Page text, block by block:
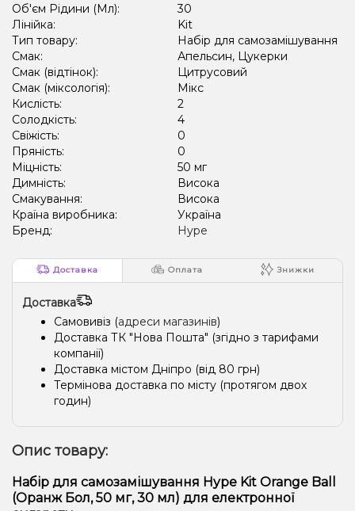
Об'єм Рідини (Мл):
30
Лінійка:
Kit
Тип товару:
Набір для самозамішування
Смак:
Апельсин, Цукерки
Смак (відтінок):
Цитрусовий
Смак (міксологія):
Мікс
Кислість:
2
Солодкість:
4
Свіжість:
0
Пряність:
0
Міцність:
50 мг
Димність:
Висока
Смакування:
Висока
Країна виробника:
Україна
Бренд:
Hype
Доставка Оплата Знижки
Доставка
Самовивіз (адреси магазинів)
Доставка ТК "Нова Пошта" (згідно з тарифами
компанії)
Доставка містом Дніпро (від 80 грн)
Термінова доставка по місту (протягом двох
годин)
Опис товару:
Набір для самозамішування Hype Kit Orange Ball
(Оранж Бол, 50 мг, 30 мл) для електронної